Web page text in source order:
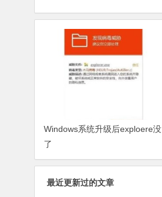
Windows系统升级后exploere没
了
最近更新过的文章